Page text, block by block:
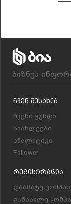
ბიზნეს
Ჩვენ Შესახებ
ჩვენი გუნდი
სიახლეები
ანალიტიკა
Follower
Რეგისტრაცია
დაამატე
განაახლე